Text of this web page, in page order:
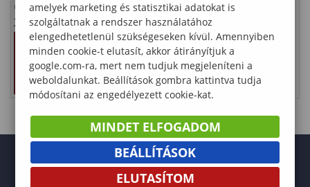
Oszkár
31
Vizsgai
dőszak
doktor
andusz
részére
amelyek marketing és statisztikai adatokat is
szolgáltatnak a rendszer használatához
elengedhetetlenül szükségeseken kívül. Amennyiben
minden cookie-t elutasít, akkor átirányítjuk a
google.com-ra, mert nem tudjuk megjeleníteni a
weboldalunkat. Beállítások gombra kattintva tudja
módosítani az engedélyezett cookie-kat.
MINDET ELFOGADOM
BEÁLLÍTÁSOK
ELUTASÍTOM